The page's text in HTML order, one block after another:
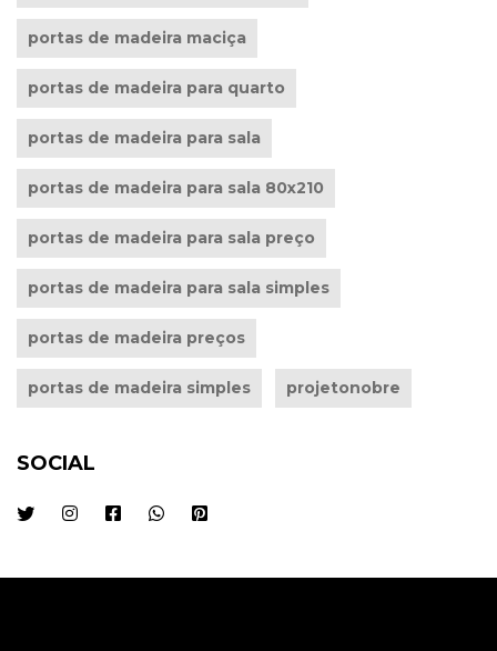
portas de madeira maciça
portas de madeira para quarto
portas de madeira para sala
portas de madeira para sala 80x210
portas de madeira para sala preço
portas de madeira para sala simples
portas de madeira preços
portas de madeira simples projetonobre
SOCIAL